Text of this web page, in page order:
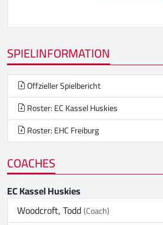
SPIELINFORMATION
Offzieller Spielbericht
Roster: EC Kassel Huskies
Roster: EHC Freiburg
COACHES
EC Kassel Huskies
Woodcroft, Todd(Coach)